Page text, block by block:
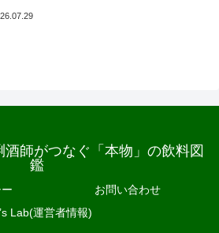
師がつなぐ「本物」の飲料図
鑑
お問い合わせ
Lab(運営者情報)